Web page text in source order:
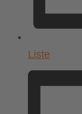
Liste